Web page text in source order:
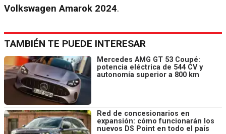
Volkswagen Amarok 2024.
TAMBIÉN TE PUEDE INTERESAR
Mercedes AMG GT 53 Coupé:
potencia eléctrica de 544 CV y
autonomía superior a 800 km
Red de concesionarios en
expansión: cómo funcionarán los
nuevos DS Point en todo el país